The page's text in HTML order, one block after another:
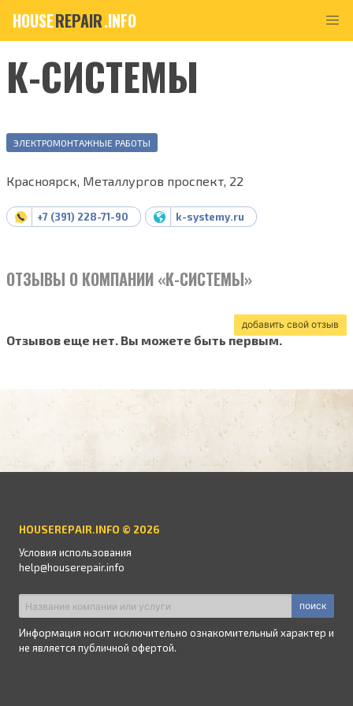
HOUSEREPAIR.INFO
К-СИСТЕМЫ
ЭЛЕКТРОМОНТАЖНЫЕ РАБОТЫ
Красноярск, Металлургов проспект, 22
+7 (391) 228-71-90 k-systemy.ru
ОТЗЫВЫ О КОМПАНИИ «К-СИСТЕМЫ»
добавить свой отзыв
Отзывов еще нет. Вы можете быть первым.
HOUSEREPAIR.INFO © 2026
Условия использования
help@houserepair.info
поиск
Информация носит исключительно ознакомительный характер и
не является публичной офертой.